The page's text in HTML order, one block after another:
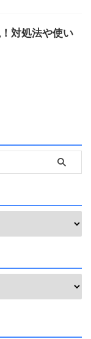
対処法や使い